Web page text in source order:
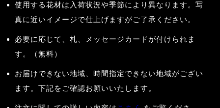
使用する花材は入荷状況や季節により異なります。写
真に近いイメージで仕上げますがご了承ください。
必要に応じて、札、メッセージカードが付けられま
す。（無料）
お届けできない地域、時間指定できない地域がござい
ます。下記をご確認お願いいたします。